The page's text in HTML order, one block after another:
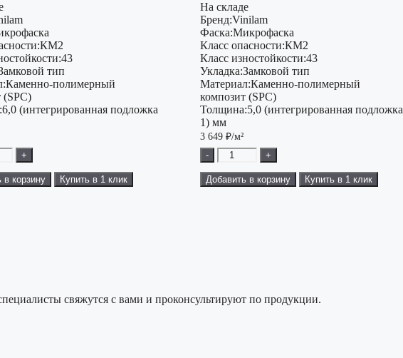
КМ2
43
тип
Каменно-полимерный
(SPC)
6,0 (интегрированная подложка
+
в корзину Купить в 1 клик
На складе
Бренд:Vinilam
Фаска:Микрофаска
Класс опасности:КМ2
Класс изностойкости:43
Укладка:Замковой тип
Материал:Каменно-полимерный
композит (SPC)
Толщина:5,0 (интегрированная подложка
1) мм
3 649 ₽/м²
-
+
Добавить в корзину Купить в 1 клик
свяжутся с вами и проконсультируют по продукции.